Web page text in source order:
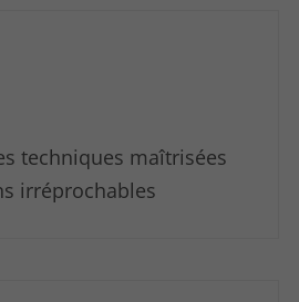
techniques maîtrisées
irréprochables